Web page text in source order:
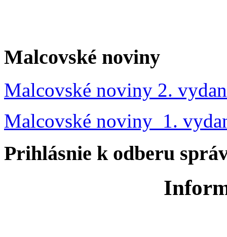
Malcovské noviny
Malcovské noviny 2.
Malcovské noviny 1.
Prihlásnie k odberu